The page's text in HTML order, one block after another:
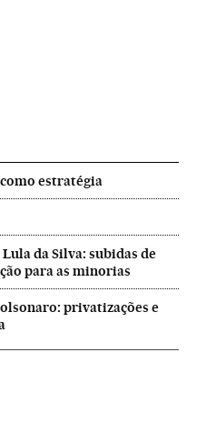
estratégia
da Silva: subidas de
para as minorias
privatizações e